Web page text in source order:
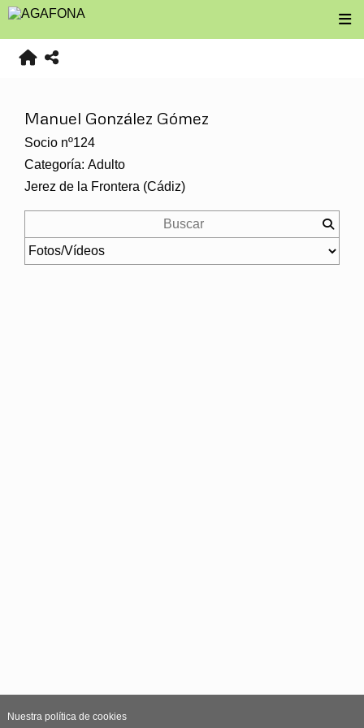
Manuel González Gómez
Socio nº124
Categoría: Adulto
Jerez de la Frontera (Cádiz)
Nuestra política de cookies